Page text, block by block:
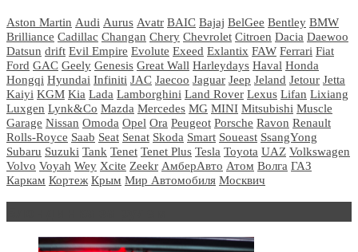
Aston Martin Audi Aurus Avatr BAIC Bajaj BelGee Bentley BMW
Brilliance Cadillac Changan Chery Chevrolet Citroen Dacia Daewoo
Datsun drift Evil Empire Evolute Exeed Exlantix FAW Ferrari Fiat
Ford GAC Geely Genesis Great Wall Harleydays Haval Honda
Hongqi Hyundai Infiniti JAC Jaecoo Jaguar Jeep Jeland Jetour Jetta
Kaiyi KGM Kia Lada Lamborghini Land Rover Lexus Lifan Lixiang
Luxgen Lynk&Co Mazda Mercedes MG MINI Mitsubishi Muscle
Garage Nissan Omoda Opel Ora Peugeot Porsche Ravon Renault
Rolls-Royce Saab Seat Senat Skoda Smart Soueast SsangYong
Subaru Suzuki Tank Tenet Tenet Plus Tesla Toyota UAZ Volkswagen
Volvo Voyah Wey Xcite Zeekr АмберАвто Атом Волга ГАЗ
Каркам Кортеж Крым Мир Автомобиля Москвич